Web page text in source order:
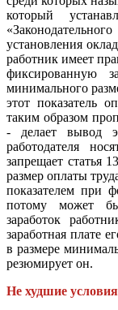
который
установления
работник имеет
фиксированную
минимального
этот показатель
таким образом
- делает вывод
работодателя
запрещает статья
размер оплаты
показателем при
потому может
заработок
заработная плате
в размере
резюмирует он.
Не худшие условия